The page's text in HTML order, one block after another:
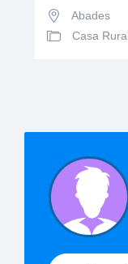
Abades
Casa Rural